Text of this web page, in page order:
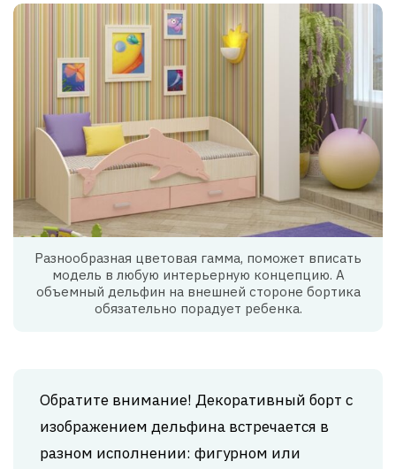
Разнообразная цветовая гамма, поможет вписать
модель в любую интерьерную концепцию. А
объемный дельфин на внешней стороне бортика
обязательно порадует ребенка.
Обратите внимание! Декоративный борт с
изображением дельфина встречается в
разном исполнении: фигурном или